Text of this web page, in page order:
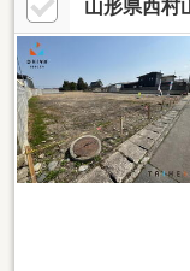
山形県西村